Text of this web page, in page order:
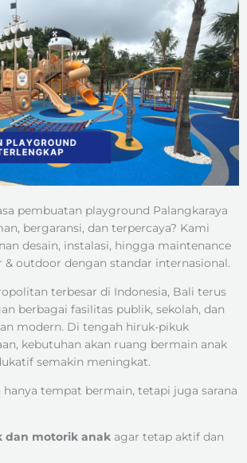
pembuatan playground Palangkaraya
bergaransi, dan terpercaya? Kami
desain, instalasi, hingga maintenance
outdoor dengan standar internasional.
terbesar di Indonesia, Bali terus
berbagai fasilitas publik, sekolah, dan
modern. Di tengah hiruk-pikuk
kebutuhan akan ruang bermain anak
semakin meningkat.
tempat bermain, tetapi juga sarana
dan motorik anak agar tetap aktif dan